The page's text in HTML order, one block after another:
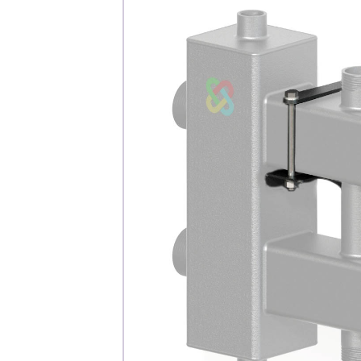
Каталог
Предприятиям и
История компании